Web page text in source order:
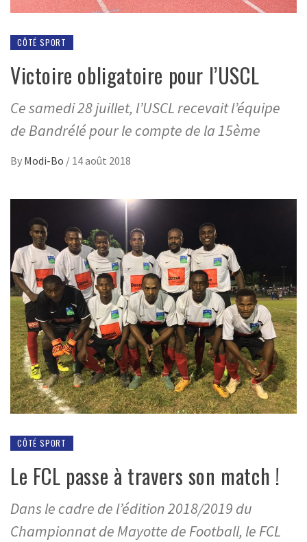
CÔTÉ SPORT
Victoire obligatoire pour l’USCL
Ce samedi 28 juillet, l’USCL recevait l’équipe
de Bandrélé pour le compte de la 15ème
By Modi-Bo / 14 août 2018
CÔTÉ SPORT
Le FCL passe à travers son match !
Dans le cadre de l’édition 2018/2019 du
Championnat de Mayotte de Football, le FCL